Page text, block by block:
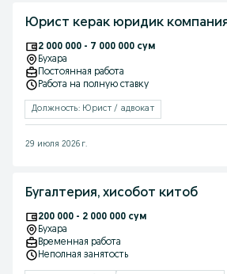
Юрист керак юридик
2 000 000 - 7 000 000 сум
Бухара
Постоянная работа
Работа на полную ставку
Должность: Юрист / адвокат
29 июля 2026 г.
Бугалтерия, хисобот китоб
200 000 - 2 000 000 сум
Бухара
Временная работа
Неполная занятость